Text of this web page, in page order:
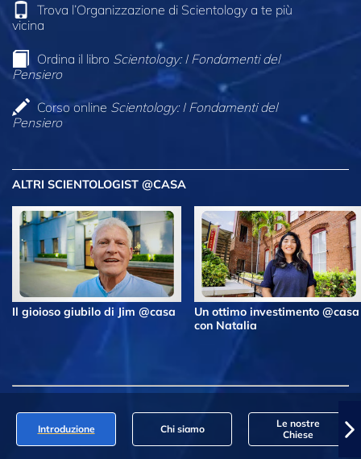
Trova l’Organizzazione di Scientology a te più
vicina
Ordina il libro Scientology: I Fondamenti del
Pensiero
Corso online Scientology: I Fondamenti del
Pensiero
ALTRI SCIENTOLOGIST @CASA
Il gioioso giubilo di Jim @casa
Un ottimo investimento @casa
con Natalia
Introduzione Chi siamo
Le nostre
Chiese